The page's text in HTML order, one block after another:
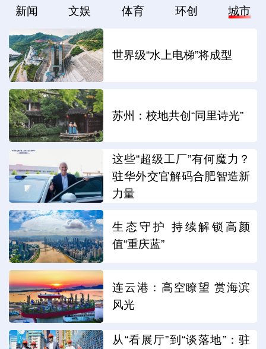
新闻 文娱 体育 环创 城市
世界级“水上电梯”将成型
苏州：校地共创“同里诗光”
这些“超级工厂”有何魔力？
驻华外交官解码合肥智造新
力量
生态守护 持续解锁高颜
值“重庆蓝”
连云港：高空瞭望 赏海滨
风光
从“看展厅”到“谈落地”：驻